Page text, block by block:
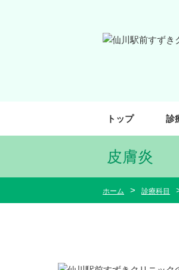
トップ 診
皮膚炎
ホーム 診療科目